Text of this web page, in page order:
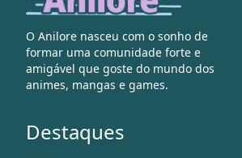
O Anilore nasceu com o sonho de
formar uma comunidade forte e
amigável que goste do mundo dos
animes, mangas e games.
Destaques